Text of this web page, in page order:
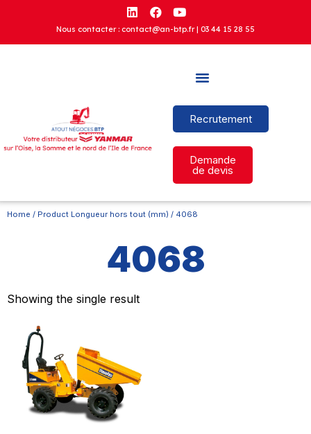
Nous contacter : contact@an-btp.fr | 03 44 15 28 55
Recrutement
Demande
de devis
Home / Product Longueur hors tout (mm) / 4068
4068
Showing the single result